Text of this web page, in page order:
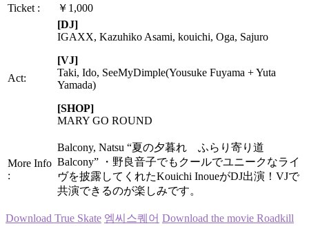
Ticket : ￥1,000
Act:
[DJ]
IGAXX, Kazuhiko Asami, kouichi, Oga, Sajuro
[VJ]
Taki, Ido, SeeMyDimple(Yousuke Fuyama + Yuta
Yamada)
[SHOP]
MARY GO ROUND
More Info
:
Balcony, Natsu “夏の夕暮れ ふらり寄り道
Balcony” ・野良音子でもクールでユニークなライ
ヴを披露してくれたKouichi InoueがDJ出演！VJで
共演できるのが楽しみです。
Download True Skate 엠씨스퀘어 Download the movie Roadkill